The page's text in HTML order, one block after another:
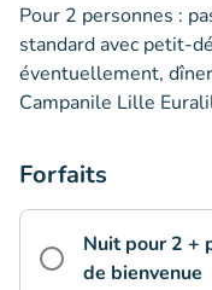
Pour 2 personnes :
standard avec petit-
éventuellement,
Campanile Lille
Forfaits
Nuit pour 2 +
de bienvenue